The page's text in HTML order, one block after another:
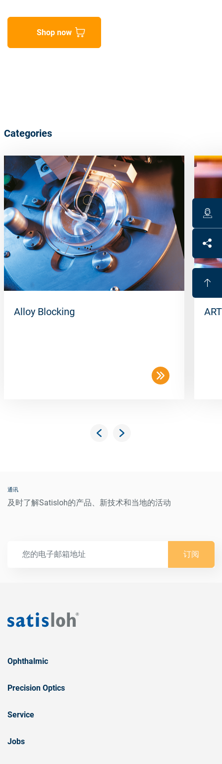
Shop now
Categories
Alloy Blocking
通讯
及时了解Satisloh的产品、新技术和当地的活动
订阅
Ophthalmic
Precision Optics
Service
Jobs